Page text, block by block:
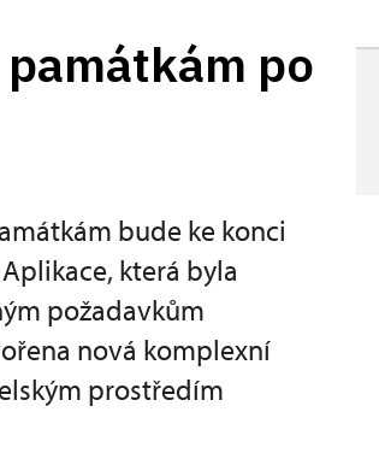
po
bude ke konci
která byla
požadavkům
nová komplexní
prostředím